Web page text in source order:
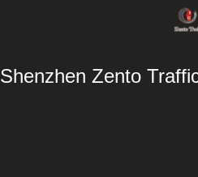
Shenzhen Zento